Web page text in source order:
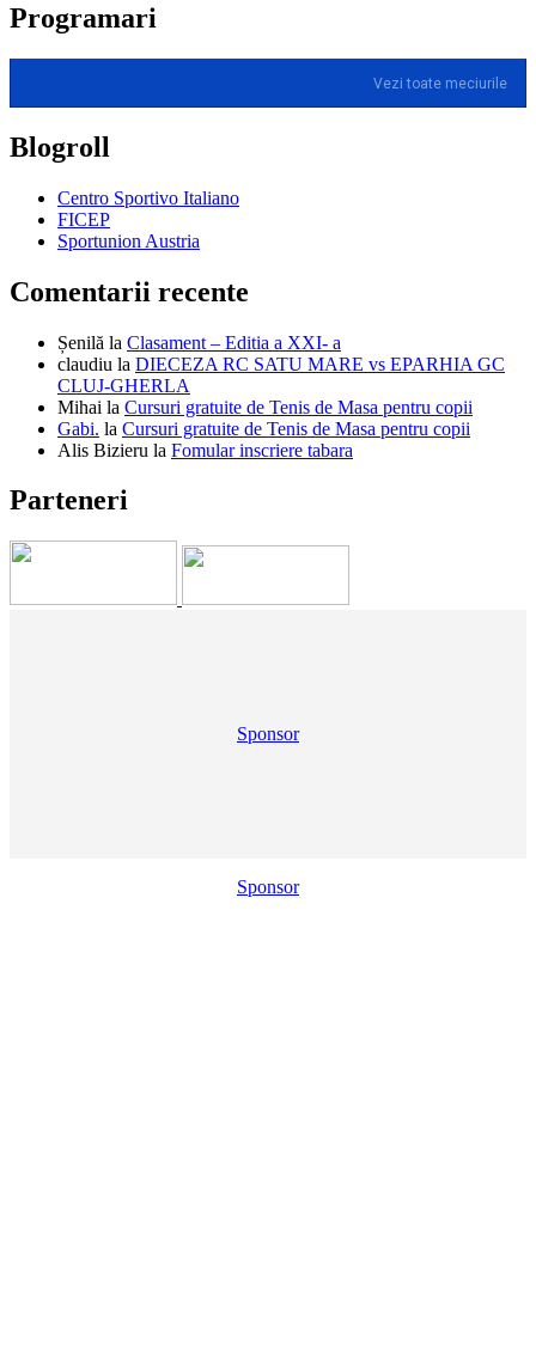
Programari
Vezi toate meciurile
Blogroll
Centro Sportivo Italiano
FICEP
Sportunion Austria
Comentarii recente
Șenilă la Clasament – Editia a XXI- a
claudiu la DIECEZA RC SATU MARE vs EPARHIA GC
CLUJ-GHERLA
Mihai la Cursuri gratuite de Tenis de Masa pentru copii
Gabi. la Cursuri gratuite de Tenis de Masa pentru copii
Alis Bizieru la Fomular inscriere tabara
Parteneri
Sponsor
Sponsor